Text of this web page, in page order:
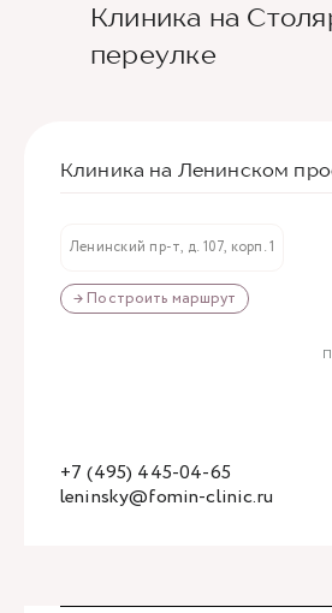
Клиника на
переулке
Клиника на Ленинском
Ленинский пр-т, д. 107, корп. 1
→ Построить маршрут
leninsky@fomin-clinic.ru
+7 (495) 445-04-65